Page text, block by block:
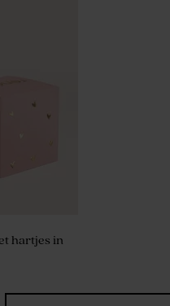
groen
hartjes in